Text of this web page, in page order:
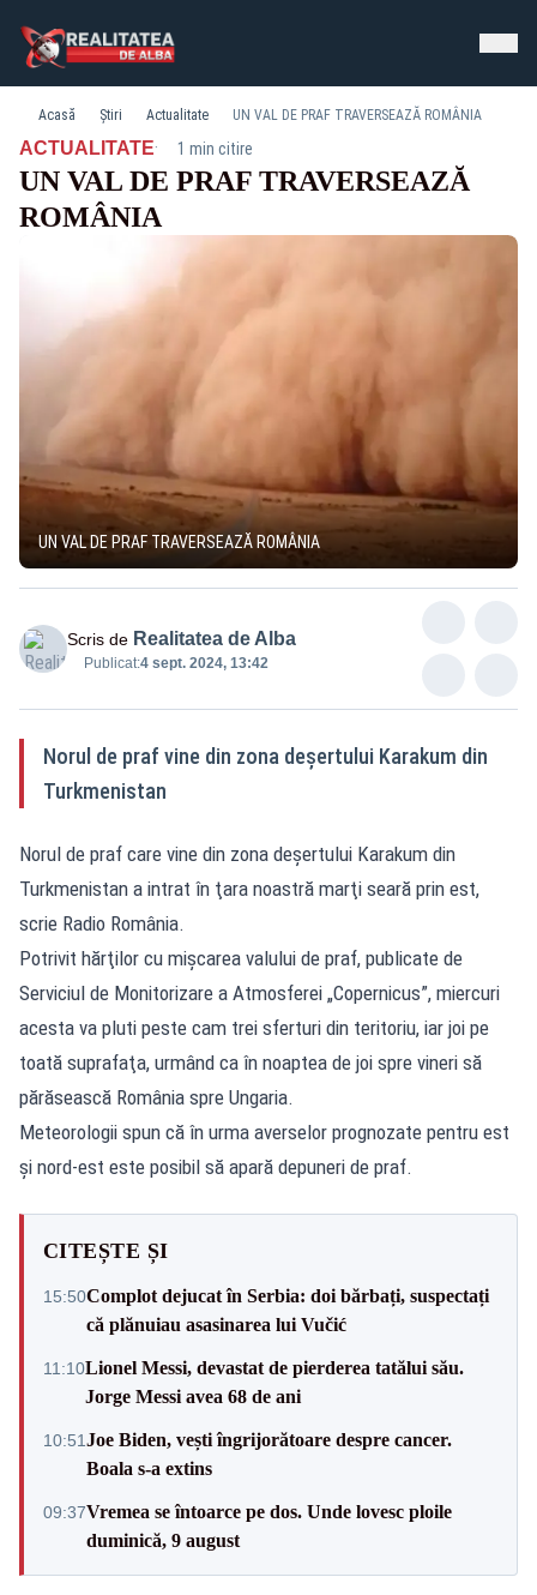
Acasă Știri Actualitate UN VAL DE PRAF TRAVERSEAZĂ ROMÂNIA
ACTUALITATE· 1 min citire
UN VAL DE PRAF TRAVERSEAZĂ
ROMÂNIA
UN VAL DE PRAF TRAVERSEAZĂ ROMÂNIA
Scris de Realitatea de Alba
Publicat:4 sept. 2024, 13:42
Norul de praf vine din zona deşertului Karakum din
Turkmenistan
Norul de praf care vine din zona deşertului Karakum din
Turkmenistan a intrat în ţara noastră marţi seară prin est,
scrie Radio România.
Potrivit hărţilor cu mişcarea valului de praf, publicate de
Serviciul de Monitorizare a Atmosferei „Copernicus”, miercuri
acesta va pluti peste cam trei sferturi din teritoriu, iar joi pe
toată suprafaţa, urmând ca în noaptea de joi spre vineri să
părăsească România spre Ungaria.
Meteorologii spun că în urma averselor prognozate pentru est
şi nord-est este posibil să apară depuneri de praf.
CITEȘTE ȘI
15:50Complot dejucat în Serbia: doi bărbați, suspectați
că plănuiau asasinarea lui Vučić
11:10Lionel Messi, devastat de pierderea tatălui său.
Jorge Messi avea 68 de ani
10:51Joe Biden, vești îngrijorătoare despre cancer.
Boala s-a extins
09:37Vremea se întoarce pe dos. Unde lovesc ploile
duminică, 9 august